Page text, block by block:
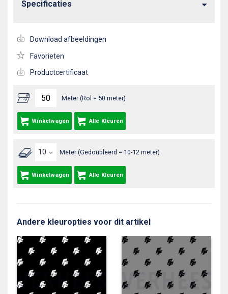
Meter (Rol = 50 meter)
Winkelwagen Alle Kleuren
Meter (Gedoubleerd = 10-12 meter)
Winkelwagen Alle Kleuren
Specificaties
Download afbeeldingen
Favorieten
Productcertificaat
Andere kleuropties voor dit artikel